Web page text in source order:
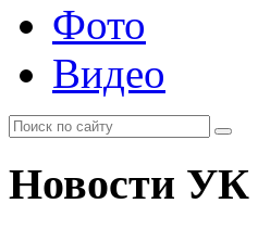
Фото
Видео
Новости УК